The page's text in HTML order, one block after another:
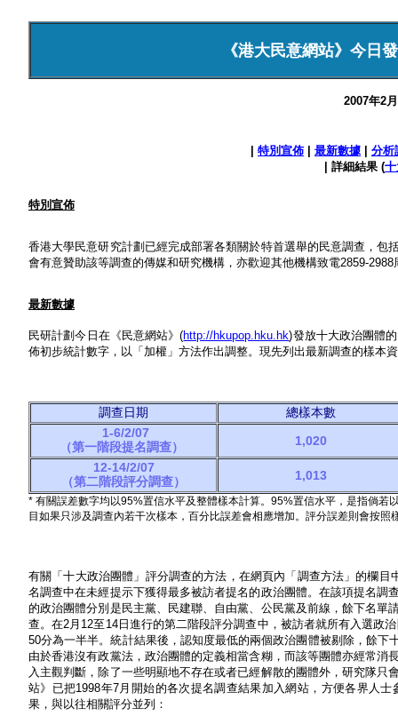
《港大民意網站》今日
2007年2
特別宣佈| 最新數據
分析
| 詳細結果 (
特別宣佈
香港大學民意研究計劃已經完成部署各類關於特首選舉的民意調查，
會有意贊助該等調查的傳媒和研究機構，亦歡迎其他機構致電2859-2988
最新數據
民研計劃今日在《民意網站》(http://hkupop.hku.hk)發放十大政治團體
佈初步統計數字，以「加權」方法作出調整。現先列出最新調查的樣本
調查日期
總樣本數
1-6/2/07
（第一階段提名調查）
1,020
12-14/2/07
（第二階段評分調查）
1,013
* 有關誤差數字均以95%置信水平及整體樣本計算。95%置信水平，是指倘
目如果只涉及調查內若干次樣本，百分比誤差會相應增加。評分誤差則會按照
有關「十大政治團體」評分調查的方法，在網頁內「調查方法」的欄
名調查中在未經提示下獲得最多被訪者提名的政治團體。在該項提名
的政治團體分別是民主黨、民建聯、自由黨、公民黨及前線，餘下名
查。在2月12至14日進行的第二階段評分調查中，被訪者就所有入選政
50分為一半半。統計結果後，認知度最低的兩個政治團體被剔除，餘
由於香港沒有政黨法，政治團體的定義相當含糊，而該等團體亦經常
入主觀判斷，除了一些明顯地不存在或者已經解散的團體外，研究隊
站》已把1998年7月開始的各次提名調查結果加入網站，方便各界人
果，與以往相關評分並列：